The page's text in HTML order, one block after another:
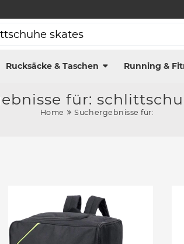
Rucksäcke & Taschen Running &
für:
Home Suchergebnisse für: